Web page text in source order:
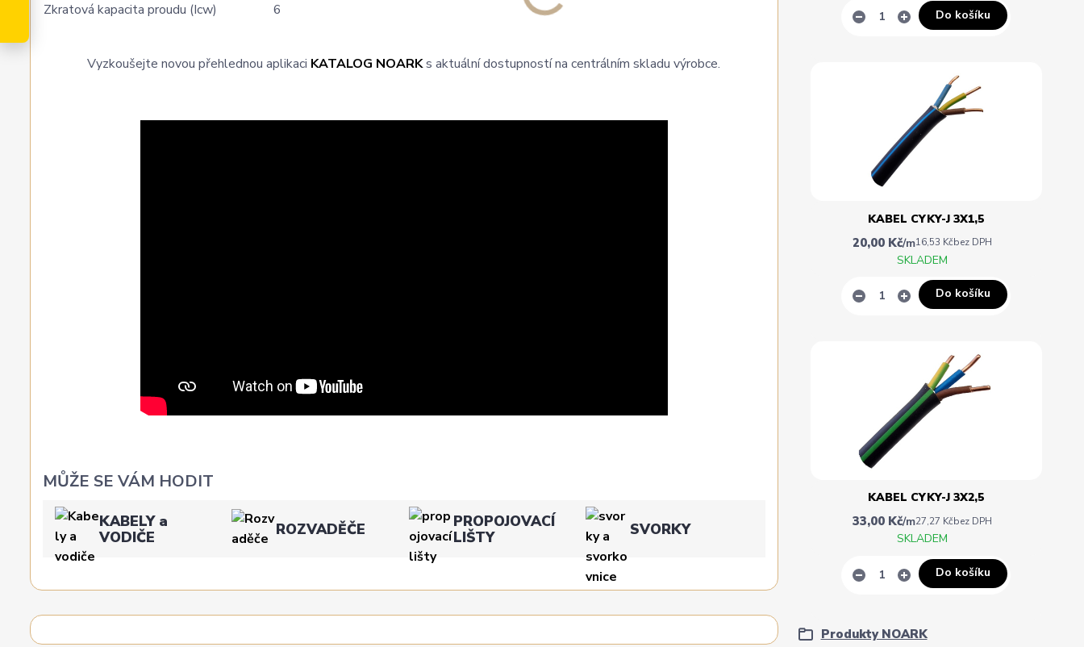
Zkratová kapacita proudu (Icw)
6
Vyzkoušejte novou přehlednou aplikaci KATALOG NOARKs aktuální dostupností na centrálním skladu výrobce.
MŮŽE SE VÁM HODIT
KABELY a
VODIČE
ROZVADĚČE
PROPOJOVACÍ
LIŠTY
SVORKY
Produkty NOARK
Do košíku
KABEL CYKY-J 3X1,5
20,00 Kč/m16,53 Kčbez DPH
SKLADEM
Do košíku
KABEL CYKY-J 3X2,5
33,00 Kč/m27,27 Kčbez DPH
SKLADEM
Do košíku